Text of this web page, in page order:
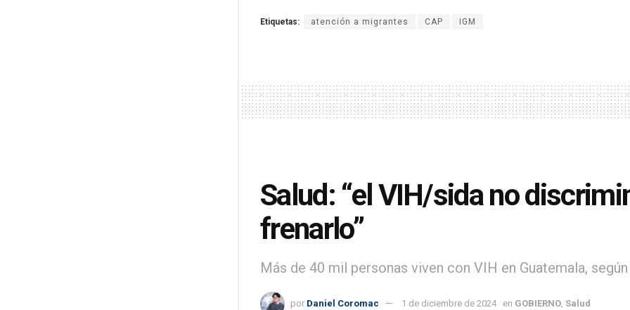
Etiquetas: atención a migrantes CAP IGM
Salud: “el VIH/sida no
frenarlo”
Más de 40 mil personas viven con VIH en Guatemala,
por Daniel Coromac 1 de diciembre de 2024 en GOBIERNO, Salud